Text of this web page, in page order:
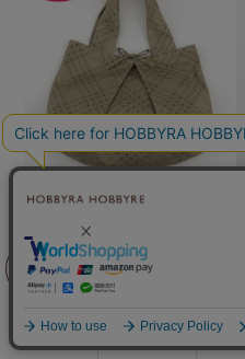
商品を探す 手芸を学ぶ ガ
前に戻る
タックトートバッグL（レシ
メール便10個まで可
¥110 税込
カートに入れる